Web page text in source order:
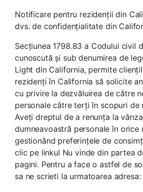
Notificare pentru rezidenții din
dvs. de confidențialitate din
Secțiunea 1798.83 a Codului civil
cunoscută și sub denumirea de
Light din California, permite
rezidenți în California să solicite
cu privire la dezvăluirea de către
personale către terți în scopuri de
Aveți dreptul de a renunța la
dumneavoastră personale în orice
gestionând preferințele de
clic pe linkul Nu vinde din partea
pagini. Pentru a face o astfel de
sa ne scrieti la urmatoarea adresa: